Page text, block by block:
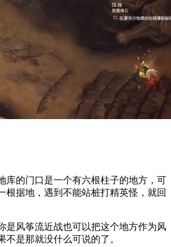
库的门口是一个有六根柱子的地方，可
根据地，遇到不能站桩打精英怪，就回
是风筝流近战也可以把这个地方作为风
不是那就没什么可说的了。